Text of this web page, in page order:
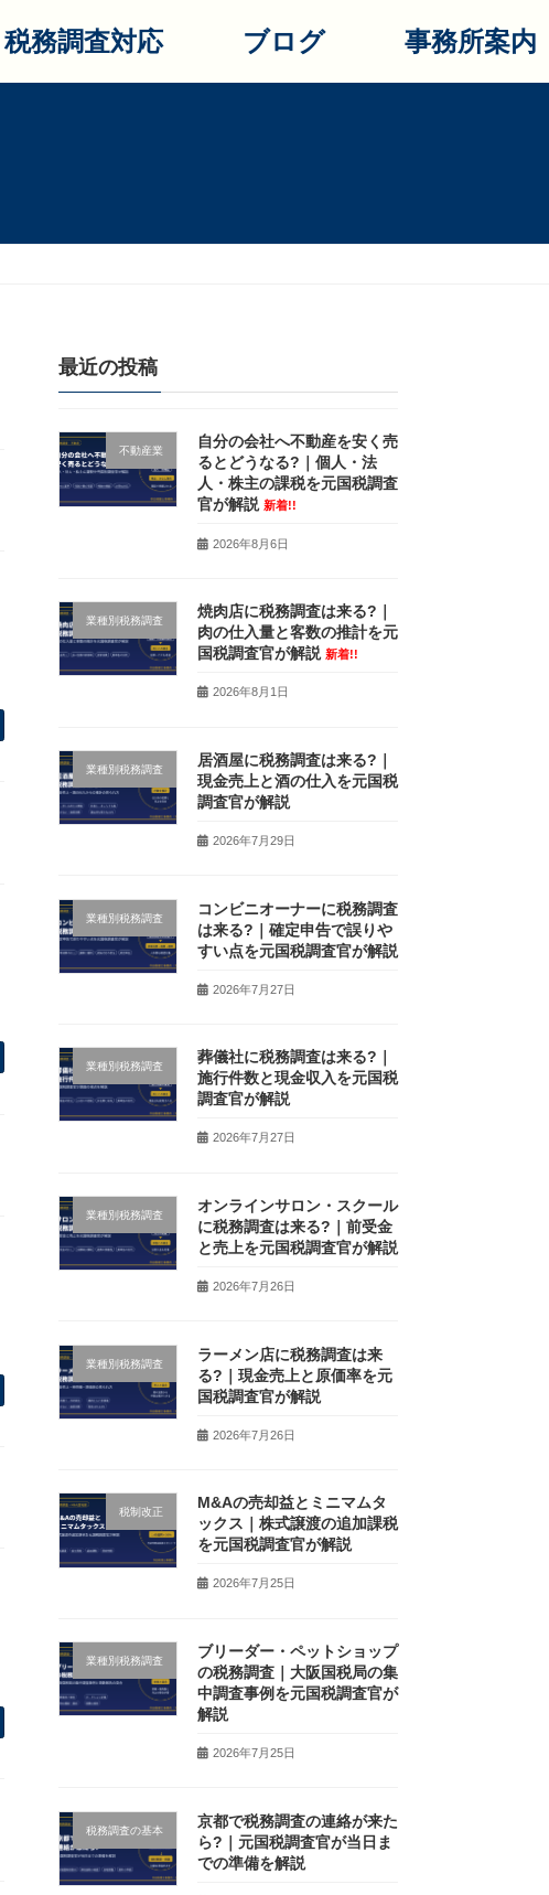
税務調査対応 ブログ 事務所案内
最近の投稿
不動産業
自分の会社へ不動産を安く売
るとどうなる?｜個人・法
人・株主の課税を元国税調査
官が解説 新着!!
2026年8月6日
業種別税務調査
焼肉店に税務調査は来る?｜
肉の仕入量と客数の推計を元
国税調査官が解説 新着!!
2026年8月1日
業種別税務調査
居酒屋に税務調査は来る?｜
現金売上と酒の仕入を元国税
調査官が解説
2026年7月29日
業種別税務調査
コンビニオーナーに税務調査
は来る?｜確定申告で誤りや
すい点を元国税調査官が解説
2026年7月27日
業種別税務調査
葬儀社に税務調査は来る?｜
施行件数と現金収入を元国税
調査官が解説
2026年7月27日
業種別税務調査
オンラインサロン・スクール
に税務調査は来る?｜前受金
と売上を元国税調査官が解説
2026年7月26日
業種別税務調査
ラーメン店に税務調査は来
る?｜現金売上と原価率を元
国税調査官が解説
2026年7月26日
税制改正
M&Aの売却益とミニマムタ
ックス｜株式譲渡の追加課税
を元国税調査官が解説
2026年7月25日
業種別税務調査
ブリーダー・ペットショップ
の税務調査｜大阪国税局の集
中調査事例を元国税調査官が
解説
2026年7月25日
税務調査の基本
京都で税務調査の連絡が来た
ら?｜元国税調査官が当日ま
での準備を解説